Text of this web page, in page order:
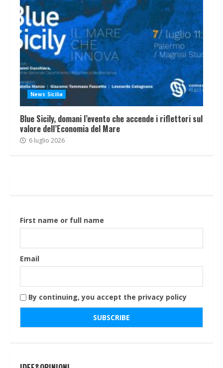
News Sicilia
Blue Sicily, domani l’evento che accende i riflettori sul
valore dell’Economia del Mare
6 luglio 2026
First name or full name
Email
By continuing, you accept the privacy policy